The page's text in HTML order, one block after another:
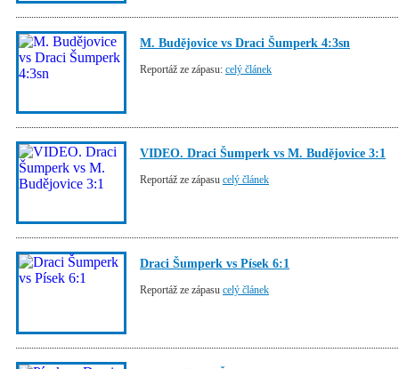
M. Budějovice vs Draci Šumperk 4:3sn
Reportáž ze zápasu: celý článek
VIDEO. Draci Šumperk vs M. Budějovice 3:1
Reportáž ze zápasu celý článek
Draci Šumperk vs Písek 6:1
Reportáž ze zápasu celý článek